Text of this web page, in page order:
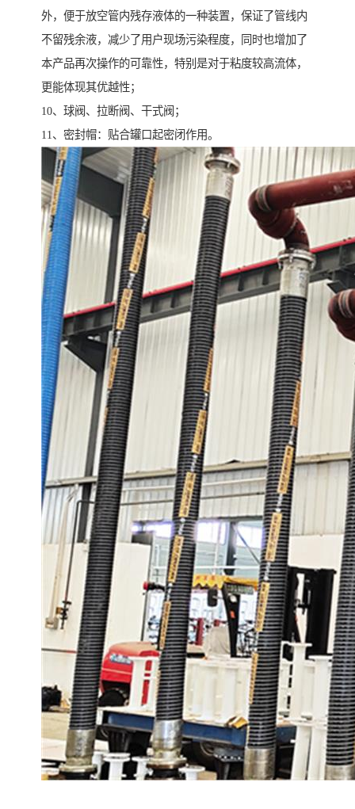
外，便于放空管内残存液体的一种装置，保证了管线内
不留残余液，减少了用户现场污染程度，同时也增加了
本产品再次操作的可靠性，特别是对于粘度较高流体，
更能体现其优越性；
10、球阀、拉断阀、干式阀；
11、密封帽：贴合罐口起密闭作用。